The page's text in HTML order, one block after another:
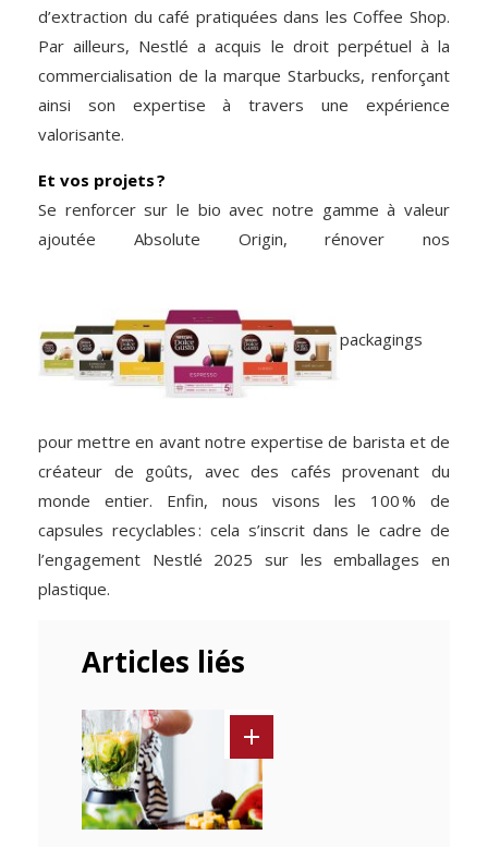
d’extraction du café pratiquées dans les Coffee Shop.
Par ailleurs, Nestlé a acquis le droit perpétuel à la
commercialisation de la marque Starbucks, renforçant
ainsi son expertise à travers une expérience
valorisante.
Et vos projets ?
Se renforcer sur le bio avec notre gamme à valeur
ajoutée Absolute Origin, rénover nos
packagings
pour mettre en avant notre expertise de barista et de
créateur de goûts, avec des cafés provenant du
monde entier. Enfin, nous visons les 100 % de
capsules recyclables : cela s’inscrit dans le cadre de
l’engagement Nestlé 2025 sur les emballages en
plastique.
Articles liés